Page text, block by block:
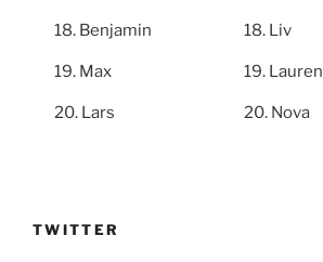
Benjamin
Max
Lars
Liv
Lauren
Nova
TWITTER